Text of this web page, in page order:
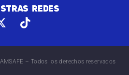
REDES
– Todos los derechos reservados